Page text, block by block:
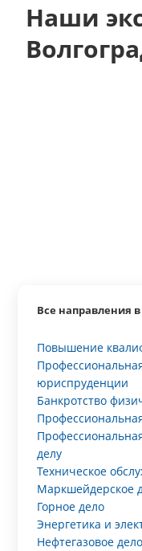
Наши
Все направления
Повышение
юриспруденции
Банкротство
делу
Техническое
Маркшейдерское
Горное дело
Энергетика и
Нефтегазовое дело